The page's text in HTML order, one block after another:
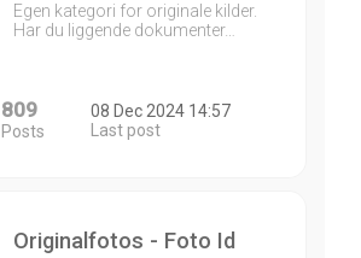
Egen kategori for originale kilder.
Har du liggende dokumenter…
809
Posts
08 Dec 2024 14:57
Last post
Originalfotos - Foto Id